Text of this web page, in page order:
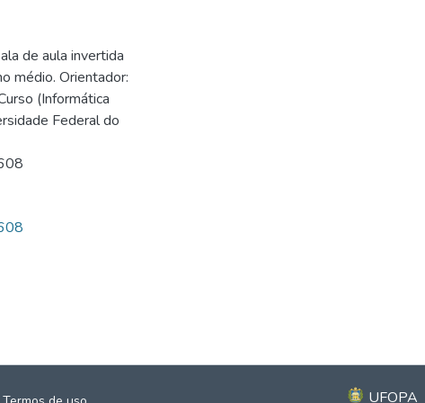
de aula invertida
médio. Orientador:
(Informática
Federal do
UFOPA